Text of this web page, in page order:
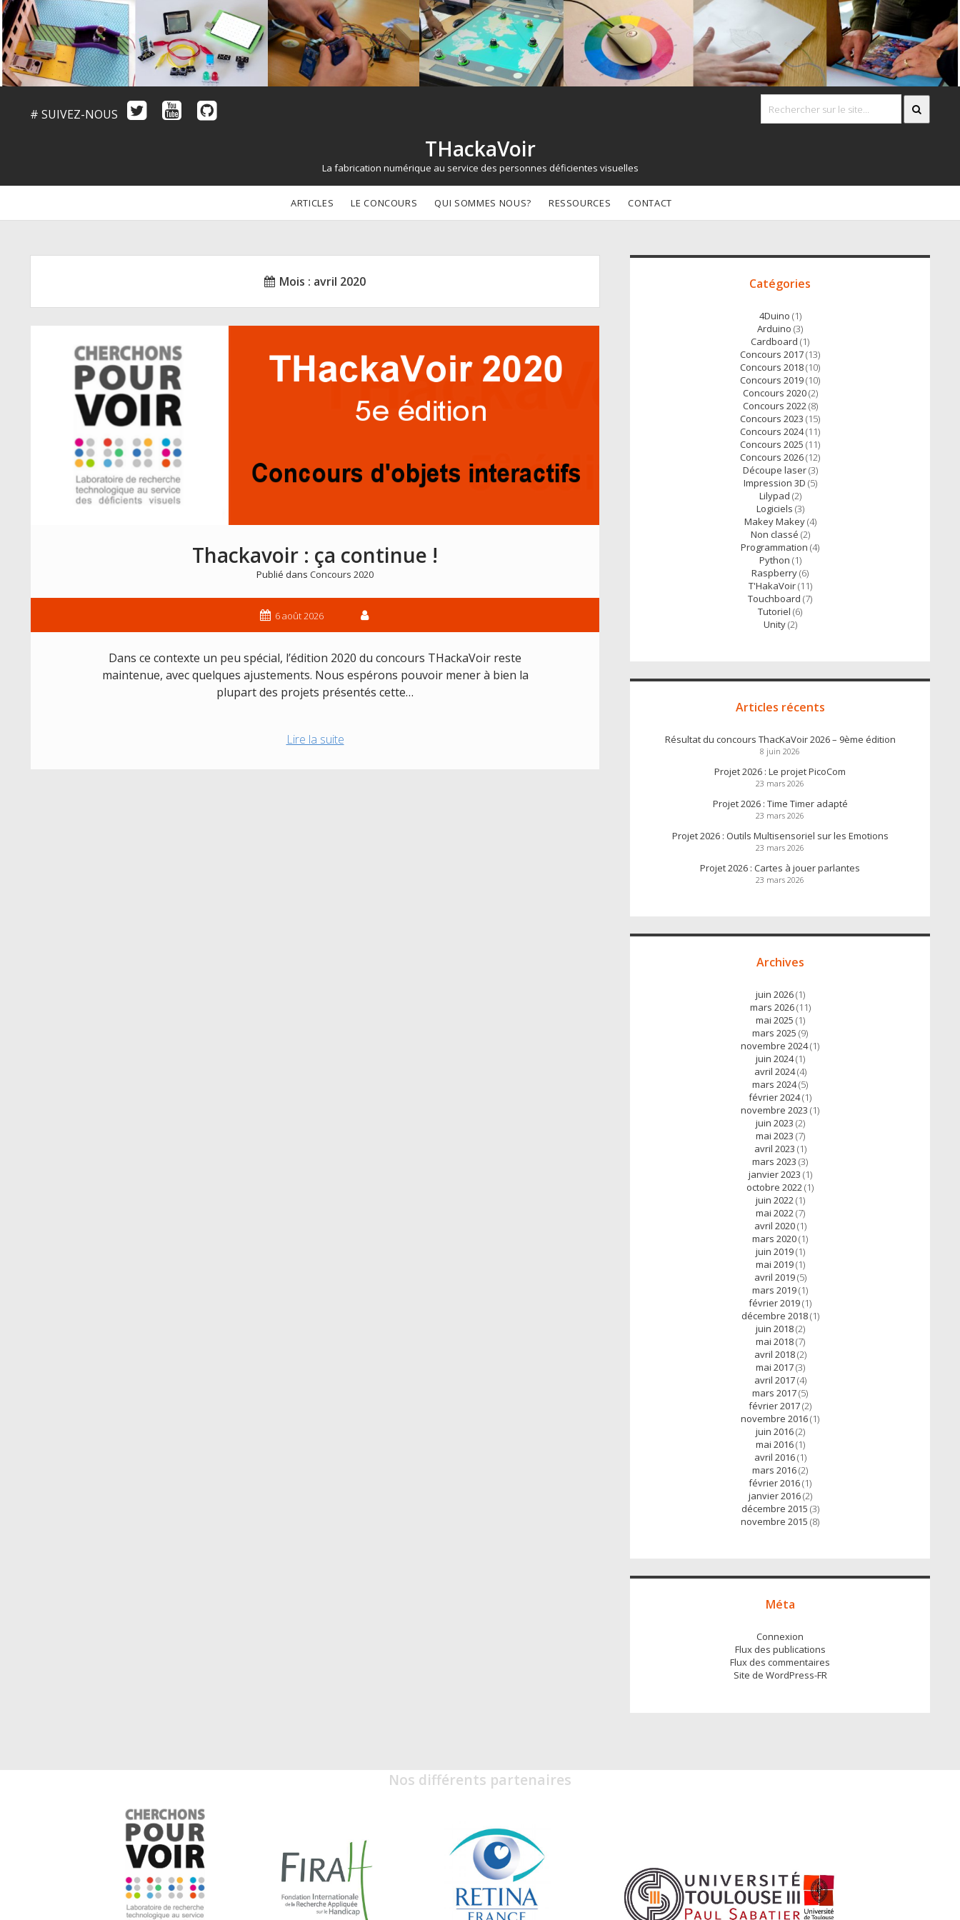
# SUIVEZ-NOUS
THackaVoir
La fabrication numérique au service des personnes déficientes visuelles
ARTICLES LE CONCOURS QUI SOMMES NOUS? RESSOURCES CONTACT
Mois : avril 2020
Thackavoir : ça continue !
Publié dans Concours 2020
6 août 2026
Dans ce contexte un peu spécial, l’édition 2020 du concours THackaVoir reste
maintenue, avec quelques ajustements. Nous espérons pouvoir mener à bien la
plupart des projets présentés cette…
Lire la suiteThackavoir
Accès
Catégories
4Duino (1)
Arduino (3)
Cardboard (1)
Concours 2017(13)
Concours 2018(10)
Concours 2019(10)
Concours 2020(2)
Concours 2022(8)
Concours 2023 (15)
Concours 2024(11)
Concours 2025 (11)
Concours 2026(12)
Découpe laser(3)
Impression 3D (5)
Lilypad (2)
Logiciels (3)
Makey Makey(4)
Non classé (2)
Programmation (4)
Python (1)
Raspberry(6)
T'HakaVoir(11)
Touchboard (7)
Tutoriel (6)
Unity(2)
Articles récents
Résultat du concours ThacKaVoir 2026 – 9ème édition
8 juin 2026
Projet 2026 : Le projet PicoCom
23 mars 2026
Projet 2026 : Time Timer adapté
23 mars 2026
Projet 2026 : Outils Multisensoriel sur les Emotions
23 mars 2026
Projet 2026 : Cartes à jouer parlantes
23 mars 2026
Archives
juin 2026(1)
mars 2026(11)
mai 2025 (1)
mars 2025 (9)
novembre 2024(1)
juin 2024(1)
avril 2024(4)
mars 2024(5)
février 2024(1)
novembre 2023 (1)
juin 2023 (2)
mai 2023 (7)
avril 2023 (1)
mars 2023 (3)
janvier 2023 (1)
octobre 2022(1)
juin 2022(1)
mai 2022(7)
avril 2020(1)
mars 2020(1)
juin 2019(1)
mai 2019(1)
avril 2019(5)
mars 2019(1)
février 2019(1)
décembre 2018(1)
juin 2018(2)
mai 2018(7)
avril 2018(2)
mai 2017(3)
avril 2017(4)
mars 2017(5)
février 2017(2)
novembre 2016(1)
juin 2016(2)
mai 2016(1)
avril 2016(1)
mars 2016(2)
février 2016(1)
janvier 2016(2)
décembre 2015 (3)
novembre 2015 (8)
Méta
Connexion
Flux des publications
Flux des commentaires
Site de WordPress-FR
Nos différents partenaires